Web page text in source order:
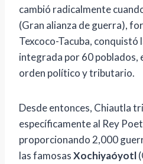
cambió radicalmente
(Gran alianza de guerra),
Texcoco-Tacuba, conquistó
integrada por 60 poblados,
orden político y tributario.
Desde entonces, Chiautla
específicamente al Rey
proporcionando 2,000
las famosasXochiyaóyotl